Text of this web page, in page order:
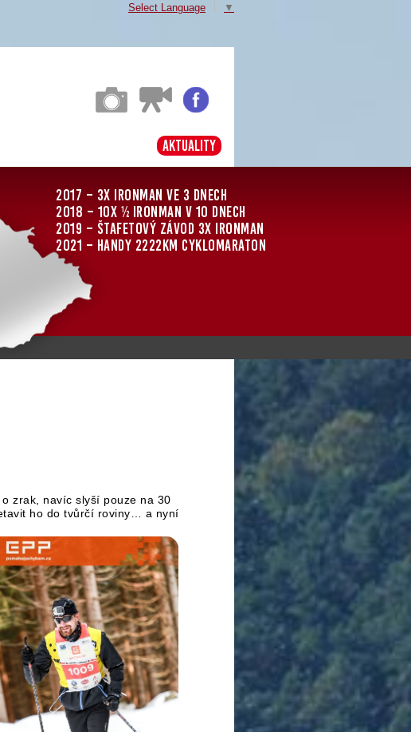
Select Language ▼
Aktuality
2017 – 3x Ironman ve 3 dnech
2018 – 10x ½ Ironman v 10 dnech
2019 – štafetový závod 3x Ironman
2021 – Handy 2222km cyklomaraton
zrak, navíc slyší pouze na 30
ho do tvůrčí roviny… a nyní